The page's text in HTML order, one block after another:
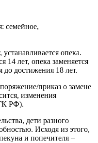
семейное,
опека.
14 лет, опека заменяется
до достижения 18 лет.
приказ о замене
изменения
РФ).
дети разного
Исходя из этого,
и попечителя –